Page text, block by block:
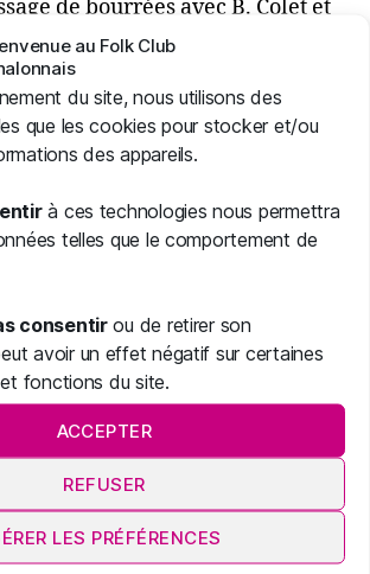
au Folk Club
du site, nous utilisons des
que les cookies pour stocker et/ou
des appareils.
à ces technologies nous permettra
telles que le comportement de
consentirou de retirer son
avoir un effet négatif sur certaines
fonctions du site.
ACCEPTER
REFUSER
LES PRÉFÉRENCES
de bourrées avec B. Colet et
folk.